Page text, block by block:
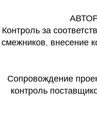
Контроль за
смежников, внесение
Сопровождение
контроль